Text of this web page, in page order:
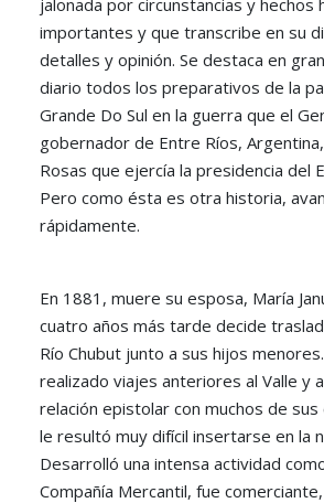
importantes y que transcribe en su
detalles y opinión. Se destaca en
diario todos los preparativos de la
Grande Do Sul en la guerra que el
gobernador de Entre Ríos,
Rosas que ejercía la presidencia del
Pero como ésta es otra historia,
rápidamente.
En 1881, muere su esposa, María
cuatro años más tarde decide
Río Chubut junto a sus hijos
realizado viajes anteriores al Valle y
relación epistolar con muchos de
le resultó muy difícil insertarse en la
Desarrolló una intensa actividad
Compañía Mercantil, fue